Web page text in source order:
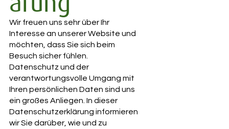
Wir freuen uns sehr über Ihr
Interesse an unserer Website und
möchten, dass Sie sich beim
Besuch sicher fühlen.
Datenschutz und der
verantwortungsvolle Umgang mit
Ihren persönlichen Daten sind uns
ein großes Anliegen. In dieser
Datenschutzerklärung informieren
wir Sie darüber, wie und zu